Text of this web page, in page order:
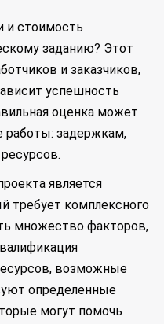
и стоимость
заданию? Этот
и заказчиков,
успешность
оценка может
работы: задержкам,
является
требует комплексного
множество факторов,
возможные
определенные
могут помочь